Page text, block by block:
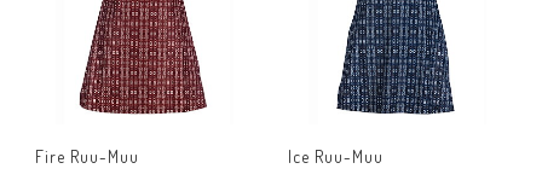
Fire Ruu-Muu Ice Ruu-Muu